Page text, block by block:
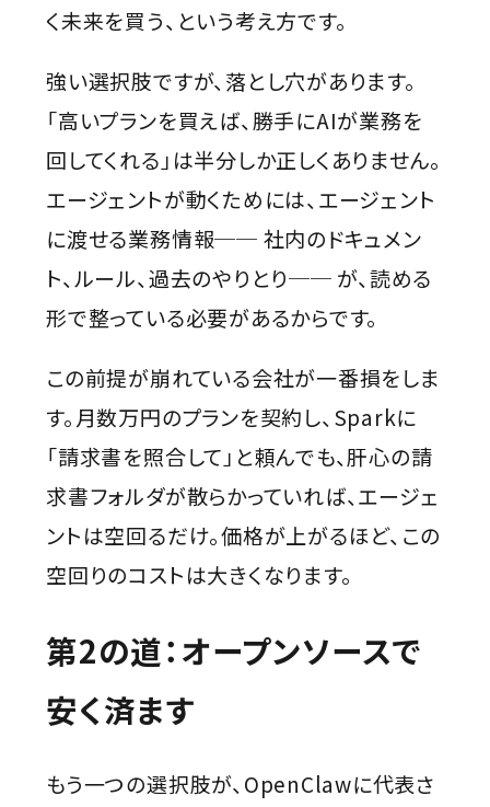
く未来を買う、という考え方です。
強い選択肢ですが、落とし穴があります。
「高いプランを買えば、勝手にAIが業務を
回してくれる」は半分しか正しくありません。
エージェントが動くためには、エージェント
に渡せる業務情報── 社内のドキュメン
ト、ルール、過去のやりとり── が、読める
形で整っている必要があるからです。
この前提が崩れている会社が一番損をしま
す。月数万円のプランを契約し、Sparkに
「請求書を照合して」と頼んでも、肝心の請
求書フォルダが散らかっていれば、エージェ
ントは空回るだけ。価格が上がるほど、この
空回りのコストは大きくなります。
第2の道：オープンソースで
安く済ます
もう一つの選択肢が、OpenClawに代表さ